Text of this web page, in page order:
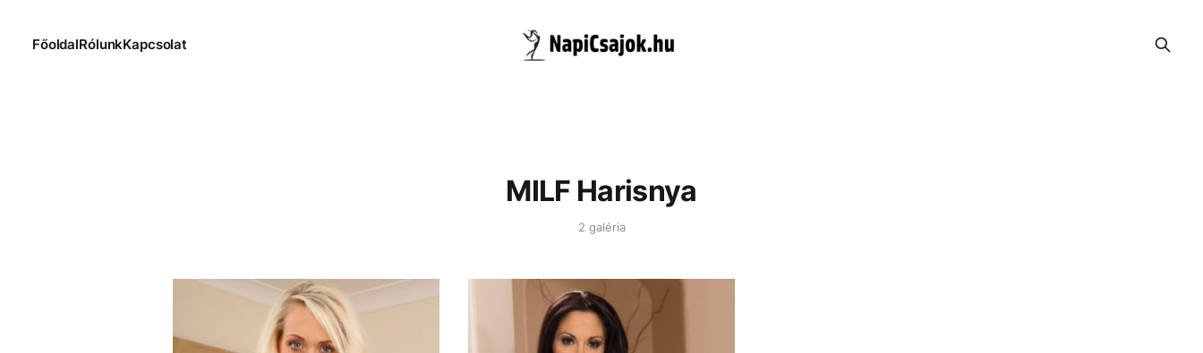
FőoldalRólunkKapcsolat
MILF Harisnya
2 galéria